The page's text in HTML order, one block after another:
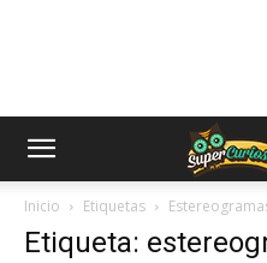
Inicio Etiquetas
Etiqueta: